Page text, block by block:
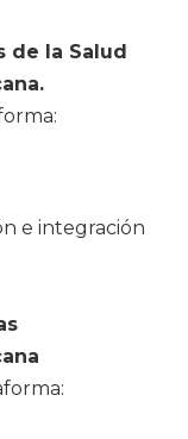
de la Salud
e integración